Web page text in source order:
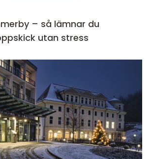
– så lämnar du
utan stress